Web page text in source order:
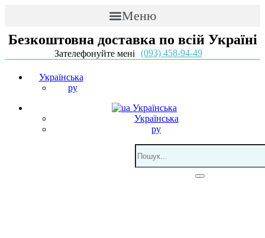
Меню
Безкоштовна доставка по всій Україні
Зателефонуйте мені (093) 458-94-49
Українська
ру
Українська
Українська
ру